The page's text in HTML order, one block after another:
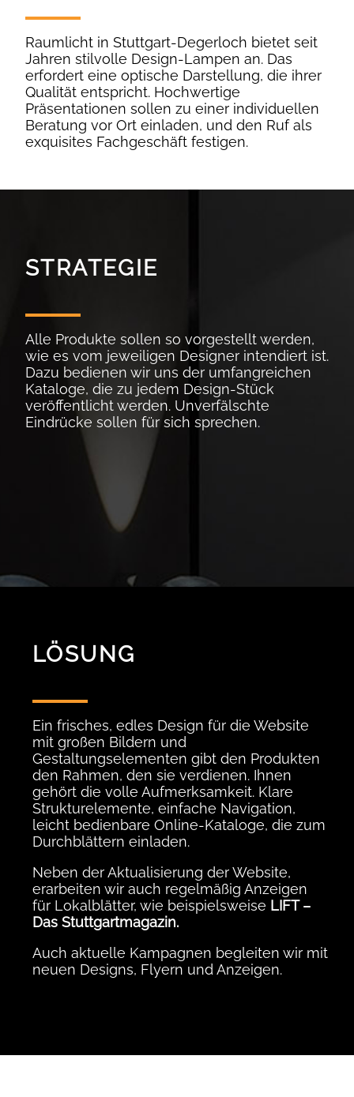
Raumlicht in Stuttgart-Degerloch bietet seit
Jahren stilvolle Design-Lampen an. Das
erfordert eine optische Darstellung, die ihrer
Qualität entspricht. Hochwertige
Präsentationen sollen zu einer individuellen
Beratung vor Ort einladen, und den Ruf als
exquisites Fachgeschäft festigen.
STRATEGIE
Alle Produkte sollen so vorgestellt werden,
wie es vom jeweiligen Designer intendiert ist.
Dazu bedienen wir uns der umfangreichen
Kataloge, die zu jedem Design-Stück
veröffentlicht werden. Unverfälschte
Eindrücke sollen für sich sprechen.
LÖSUNG
Ein frisches, edles Design für die Website
mit großen Bildern und
Gestaltungselementen gibt den Produkten
den Rahmen, den sie verdienen. Ihnen
gehört die volle Aufmerksamkeit. Klare
Strukturelemente, einfache Navigation,
leicht bedienbare Online-Kataloge, die zum
Durchblättern einladen.
Neben der Aktualisierung der Website,
erarbeiten wir auch regelmäßig Anzeigen
für Lokalblätter, wie beispielsweise LIFT –
Das Stuttgartmagazin.
Auch aktuelle Kampagnen begleiten wir mit
neuen Designs, Flyern und Anzeigen.